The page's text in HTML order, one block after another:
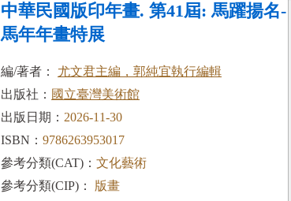
中華民國版印年畫. 第41屆: 馬躍揚名-
馬年年畫特展
編/著者： 尤文君主編，郭純宜執行編輯
出版社： 國立臺灣美術館
出版日期： 2026-11-30
ISBN： 9786263953017
參考分類(CAT)： 文化藝術
參考分類(CIP)：
版畫